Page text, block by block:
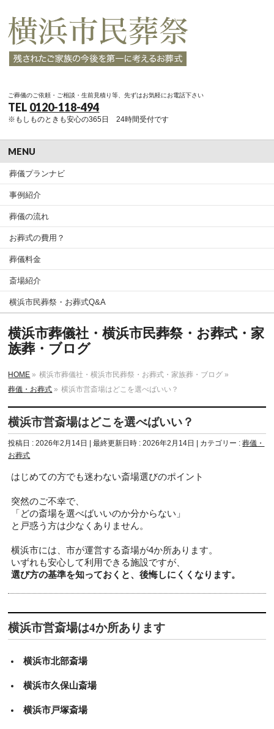
ご葬儀のご依頼・ご相談・生前見積り等、先ずはお気軽にお電話下さい
TEL 0120-118-494
※もしものときも安心の365日 24時間受付です
MENU
葬儀プランナビ
事例紹介
葬儀の流れ
お葬式の費用？
葬儀料金
斎場紹介
横浜市民葬祭・お葬式Q&A
横浜市葬儀社・横浜市民葬祭・お葬式・家
族葬・ブログ
HOME » 横浜市葬儀社・横浜市民葬祭・お葬式・家族葬・ブログ »
葬儀・お葬式 » 横浜市営斎場はどこを選べばいい？
横浜市営斎場はどこを選べばいい？
投稿日 : 2026年2月14日 最終更新日時 : 2026年2月14日 カテゴリー :葬儀・
お葬式
はじめての方でも迷わない斎場選びのポイント
突然のご不幸で、
「どの斎場を選べばいいのか分からない」
と戸惑う方は少なくありません。
横浜市には、市が運営する斎場が4か所あります。
いずれも安心して利用できる施設ですが、
選び方の基準を知っておくと、後悔しにくくなります。
横浜市営斎場は4か所あります
横浜市北部斎場
横浜市久保山斎場
横浜市戸塚斎場